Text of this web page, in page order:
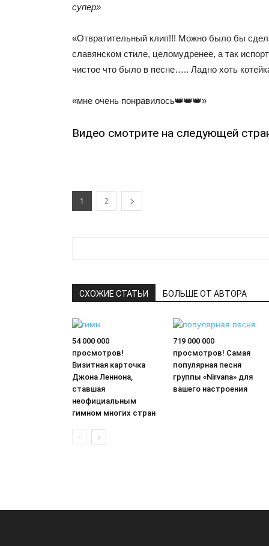
супер»
«Отвратительный клип!!! Можно было бы
славянском стиле, целомудренее, а так
чистое что было в песне….. Ладно хоть
«мне очень понравилось👑👑👑»
Видео смотрите на следующей
1 2
СХОЖИЕ СТАТЬИ БОЛЬШЕ ОТ АВТОРА
54 000 000
просмотров!
Визитная карточка
Джона Леннона,
ставшая
неофициальным
гимном многих стран
719 000 000
просмотров! Самая
популярная песня
группы «Nirvana» для
вашего настроения